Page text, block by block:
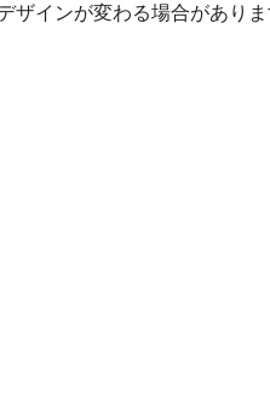
ザインが変わる場合がありま